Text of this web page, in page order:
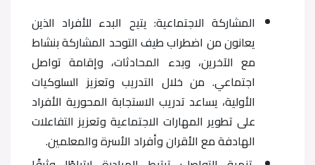
المشاركة الاجتماعية: يتيح البدء للأفراد الذين
يعانون من اضطراب طيف التوحد المشاركة بنشاط
مع الآخرين، وبدء المحادثات، وإقامة تواصل
اجتماعي. من خلال التدريب وتعزيز السلوكيات
الأولية، يساعد تدريب الاستجابة المحورية الأفراد
على تطوير المهارات الاجتماعية وتعزيز التفاعلات
الهادفة مع الأقران وأفراد الأسرة والمعلمين.